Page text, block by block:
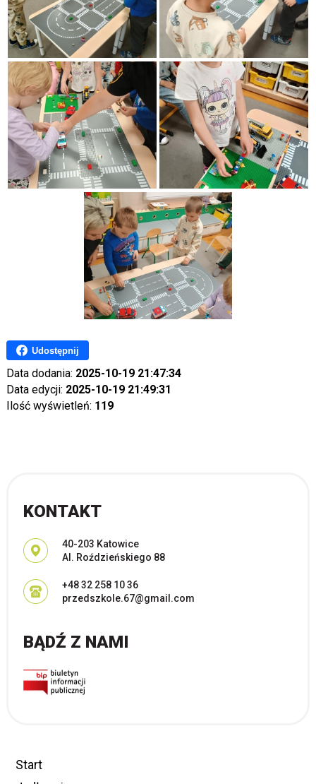
Udostępnij
Data dodania: 2025-10-19 21:47:34
Data edycji: 2025-10-19 21:49:31
Ilość wyświetleń: 119
KONTAKT
Adres pocztowy:
40-203 Katowice
Al. Roździeńskiego 88
+48 32 258 10 36
przedszkole.67@gmail.com
BĄDŹ Z NAMI
Start